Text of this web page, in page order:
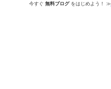
今すぐ 無料ブログをはじめよう！ ≫